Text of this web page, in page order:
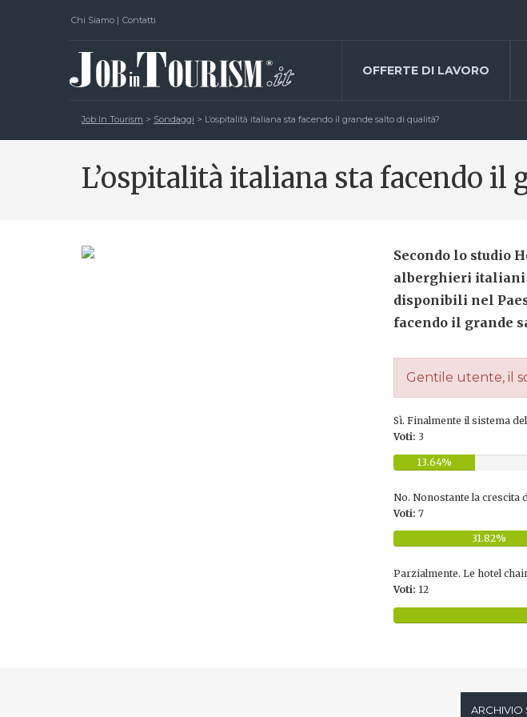
Chi Siamo | Contatti
OFFERTE DI LAVORO
Job In Tourism > Sondaggi > L’ospitalità italiana sta facendo il grande salto di qualità?
L’ospitalità italiana sta facendo il
Secondo lo studio
alberghieri italiani
disponibili nel
facendo il grande
Gentile utente, il
Sì. Finalmente il sistema
Voti: 3
13.64%
No. Nonostante la crescita
Voti: 7
31.82%
Parzialmente. Le hotel
Voti: 12
ARCHIVIO